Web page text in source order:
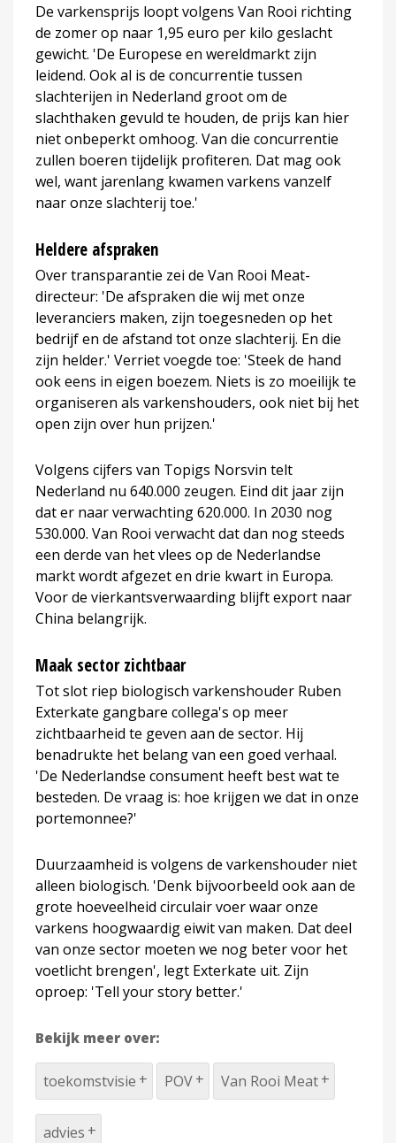
De varkensprijs loopt volgens Van Rooi richting
de zomer op naar 1,95 euro per kilo geslacht
gewicht. 'De Europese en wereldmarkt zijn
leidend. Ook al is de concurrentie tussen
slachterijen in Nederland groot om de
slachthaken gevuld te houden, de prijs kan hier
niet onbeperkt omhoog. Van die concurrentie
zullen boeren tijdelijk profiteren. Dat mag ook
wel, want jarenlang kwamen varkens vanzelf
naar onze slachterij toe.'
Heldere afspraken
Over transparantie zei de Van Rooi Meat-
directeur: 'De afspraken die wij met onze
leveranciers maken, zijn toegesneden op het
bedrijf en de afstand tot onze slachterij. En die
zijn helder.' Verriet voegde toe: 'Steek de hand
ook eens in eigen boezem. Niets is zo moeilijk te
organiseren als varkenshouders, ook niet bij het
open zijn over hun prijzen.'
Volgens cijfers van Topigs Norsvin telt
Nederland nu 640.000 zeugen. Eind dit jaar zijn
dat er naar verwachting 620.000. In 2030 nog
530.000. Van Rooi verwacht dat dan nog steeds
een derde van het vlees op de Nederlandse
markt wordt afgezet en drie kwart in Europa.
Voor de vierkantsverwaarding blijft export naar
China belangrijk.
Maak sector zichtbaar
Tot slot riep biologisch varkenshouder Ruben
Exterkate gangbare collega's op meer
zichtbaarheid te geven aan de sector. Hij
benadrukte het belang van een goed verhaal.
'De Nederlandse consument heeft best wat te
besteden. De vraag is: hoe krijgen we dat in onze
portemonnee?'
Duurzaamheid is volgens de varkenshouder niet
alleen biologisch. 'Denk bijvoorbeeld ook aan de
grote hoeveelheid circulair voer waar onze
varkens hoogwaardig eiwit van maken. Dat deel
van onze sector moeten we nog beter voor het
voetlicht brengen', legt Exterkate uit. Zijn
oproep: 'Tell your story better.'
Bekijk meer over:
toekomstvisie POV Van Rooi Meat
advies